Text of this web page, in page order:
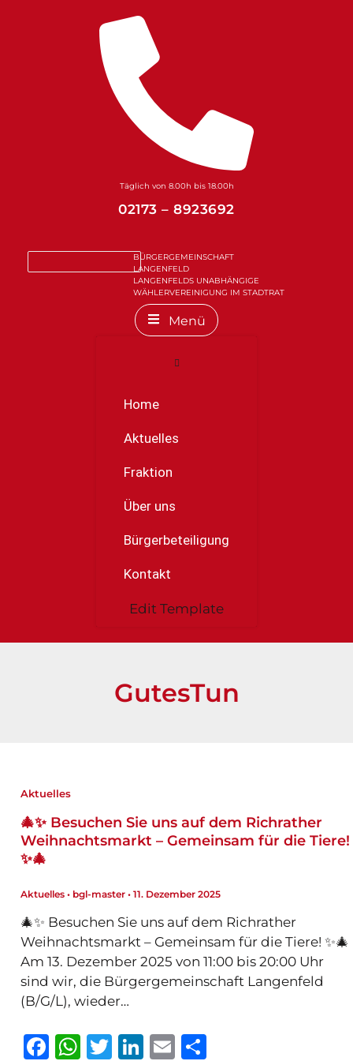
Täglich von 8.00h bis 18.00h
02173 – 8923692
BÜRGERGEMEINSCHAFT
LANGENFELD
LANGENFELDS UNABHÄNGIGE
WÄHLERVEREINIGUNG IM STADTRAT
Menü
Home
Aktuelles
Fraktion
Über uns
Bürgerbeteiligung
Kontakt
Edit Template
GutesTun
Aktuelles
🎄✨ Besuchen Sie uns auf dem Richrather
Weihnachtsmarkt – Gemeinsam für die Tiere!
✨🎄
Aktuelles• bgl-master • 11. Dezember 2025
🎄✨ Besuchen Sie uns auf dem Richrather
Weihnachtsmarkt – Gemeinsam für die Tiere! ✨🎄
Am 13. Dezember 2025 von 11:00 bis 20:00 Uhr
sind wir, die Bürgergemeinschaft Langenfeld
(B/G/L), wieder…
F WT Li E T